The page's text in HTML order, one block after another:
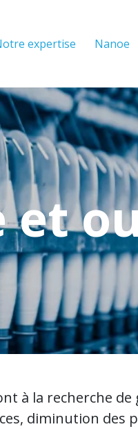
expertise Nanoe
et
à la recherche
diminution des